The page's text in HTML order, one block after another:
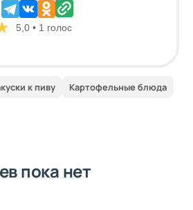
5,0 • 1 голос
к пиву
Картофельные блюда
пока нет